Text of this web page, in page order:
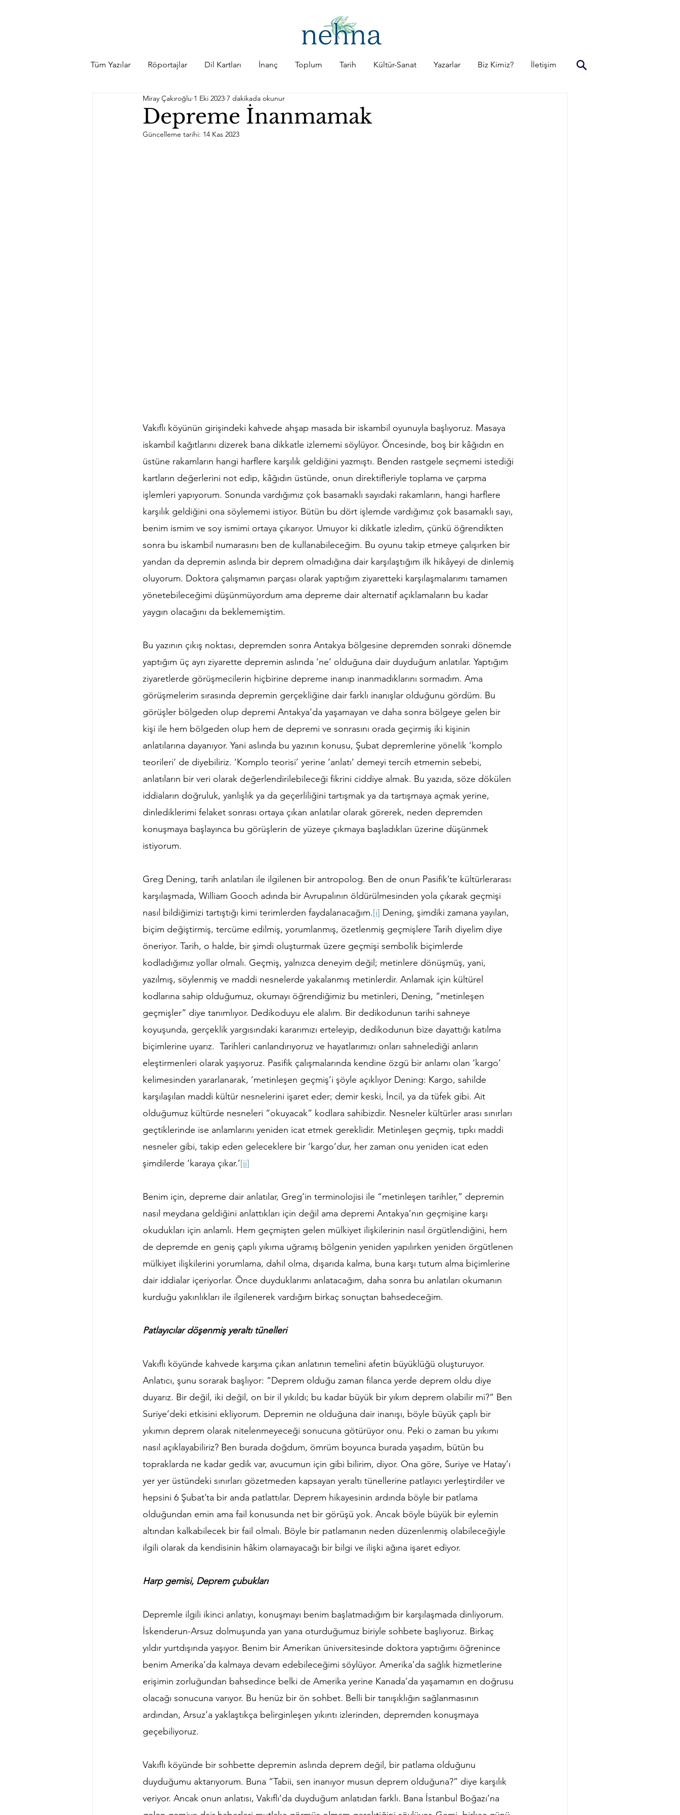
Tüm Yazılar Röportajlar Dil Kartları İnanç Toplum Tarih Kültür-Sanat Yazarlar Biz Kimiz? İletişim
Depreme İnanmamak
Miray Çakıroğlu 1 Eki 2023 7 dakikada okunur
Güncelleme tarihi: 14 Kas 2023
Vakıflı köyünün girişindeki kahvede ahşap masada bir iskambil oyunuyla başlıyoruz. Masaya
iskambil kağıtlarını dizerek bana dikkatle izlememi söylüyor. Öncesinde, boş bir kâğıdın en
üstüne rakamların hangi harflere karşılık geldiğini yazmıştı. Benden rastgele seçmemi istediği
kartların değerlerini not edip, kâğıdın üstünde, onun direktifleriyle toplama ve çarpma
işlemleri yapıyorum. Sonunda vardığımız çok basamaklı sayıdaki rakamların, hangi harflere
karşılık geldiğini ona söylememi istiyor. Bütün bu dört işlemde vardığımız çok basamaklı sayı,
benim ismim ve soy ismimi ortaya çıkarıyor. Umuyor ki dikkatle izledim, çünkü öğrendikten
sonra bu iskambil numarasını ben de kullanabileceğim. Bu oyunu takip etmeye çalışırken bir
yandan da depremin aslında bir deprem olmadığına dair karşılaştığım ilk hikâyeyi de dinlemiş
oluyorum. Doktora çalışmamın parçası olarak yaptığım ziyaretteki karşılaşmalarımı tamamen
yönetebileceğimi düşünmüyordum ama depreme dair alternatif açıklamaların bu kadar
yaygın olacağını da beklememiştim.
Bu yazının çıkış noktası, depremden sonra Antakya bölgesine depremden sonraki dönemde
yaptığım üç ayrı ziyarette depremin aslında ‘ne’ olduğuna dair duyduğum anlatılar. Yaptığım
ziyaretlerde görüşmecilerin hiçbirine depreme inanıp inanmadıklarını sormadım. Ama
görüşmelerim sırasında depremin gerçekliğine dair farklı inanışlar olduğunu gördüm. Bu
görüşler bölgeden olup depremi Antakya’da yaşamayan ve daha sonra bölgeye gelen bir
kişi ile hem bölgeden olup hem de depremi ve sonrasını orada geçirmiş iki kişinin
anlatılarına dayanıyor. Yani aslında bu yazının konusu, Şubat depremlerine yönelik ‘komplo
teorileri’ de diyebiliriz. ‘Komplo teorisi’ yerine ‘anlatı’ demeyi tercih etmemin sebebi,
anlatıların bir veri olarak değerlendirilebileceği fikrini ciddiye almak. Bu yazıda, söze dökülen
iddiaların doğruluk, yanlışlık ya da geçerliliğini tartışmak ya da tartışmaya açmak yerine,
dinlediklerimi felaket sonrası ortaya çıkan anlatılar olarak görerek, neden depremden
konuşmaya başlayınca bu görüşlerin de yüzeye çıkmaya başladıkları üzerine düşünmek
istiyorum.
Greg Dening, tarih anlatıları ile ilgilenen bir antropolog. Ben de onun Pasifik’te kültürlerarası
karşılaşmada, William Gooch adında bir Avrupalının öldürülmesinden yola çıkarak geçmişi
nasıl bildiğimizi tartıştığı kimi terimlerden faydalanacağım.[i] Dening, şimdiki zamana yayılan,
biçim değiştirmiş, tercüme edilmiş, yorumlanmış, özetlenmiş geçmişlere Tarih diyelim diye
öneriyor. Tarih, o halde, bir şimdi oluşturmak üzere geçmişi sembolik biçimlerde
kodladığımız yollar olmalı. Geçmiş, yalnızca deneyim değil; metinlere dönüşmüş, yani,
yazılmış, söylenmiş ve maddi nesnelerde yakalanmış metinlerdir. Anlamak için kültürel
kodlarına sahip olduğumuz, okumayı öğrendiğimiz bu metinleri, Dening, “metinleşen
geçmişler” diye tanımlıyor. Dedikoduyu ele alalım. Bir dedikodunun tarihi sahneye
koyuşunda, gerçeklik yargısındaki kararımızı erteleyip, dedikodunun bize dayattığı katılma
biçimlerine uyarız.  Tarihleri canlandırıyoruz ve hayatlarımızı onları sahnelediği anların
eleştirmenleri olarak yaşıyoruz. Pasifik çalışmalarında kendine özgü bir anlamı olan ‘kargo’
kelimesinden yararlanarak, ‘metinleşen geçmiş’i şöyle açıklıyor Dening: Kargo, sahilde
karşılaşılan maddi kültür nesnelerini işaret eder; demir keski, İncil, ya da tüfek gibi. Ait
olduğumuz kültürde nesneleri “okuyacak” kodlara sahibizdir. Nesneler kültürler arası sınırları
geçtiklerinde ise anlamlarını yeniden icat etmek gereklidir. Metinleşen geçmiş, tıpkı maddi
nesneler gibi, takip eden geleceklere bir ‘kargo’dur, her zaman onu yeniden icat eden
şimdilerde ‘karaya çıkar.’[ii]
Benim için, depreme dair anlatılar, Greg’in terminolojisi ile “metinleşen tarihler,” depremin
nasıl meydana geldiğini anlattıkları için değil ama depremi Antakya’nın geçmişine karşı
okudukları için anlamlı. Hem geçmişten gelen mülkiyet ilişkilerinin nasıl örgütlendiğini, hem
de depremde en geniş çaplı yıkıma uğramış bölgenin yeniden yapılırken yeniden örgütlenen
mülkiyet ilişkilerini yorumlama, dahil olma, dışarıda kalma, buna karşı tutum alma biçimlerine
dair iddialar içeriyorlar. Önce duyduklarımı anlatacağım, daha sonra bu anlatıları okumanın
kurduğu yakınlıkları ile ilgilenerek vardığım birkaç sonuçtan bahsedeceğim.
Patlayıcılar döşenmiş yeraltı tünelleri
Vakıflı köyünde kahvede karşıma çıkan anlatının temelini afetin büyüklüğü oluşturuyor.
Anlatıcı, şunu sorarak başlıyor: “Deprem olduğu zaman filanca yerde deprem oldu diye
duyarız. Bir değil, iki değil, on bir il yıkıldı; bu kadar büyük bir yıkım deprem olabilir mi?” Ben
Suriye’deki etkisini ekliyorum. Depremin ne olduğuna dair inanışı, böyle büyük çaplı bir
yıkımın deprem olarak nitelenmeyeceği sonucuna götürüyor onu. Peki o zaman bu yıkımı
nasıl açıklayabiliriz? Ben burada doğdum, ömrüm boyunca burada yaşadım, bütün bu
topraklarda ne kadar gedik var, avucumun için gibi bilirim, diyor. Ona göre, Suriye ve Hatay’ı
yer yer üstündeki sınırları gözetmeden kapsayan yeraltı tünellerine patlayıcı yerleştirdiler ve
hepsini 6 Şubat’ta bir anda patlattılar. Deprem hikayesinin ardında böyle bir patlama
olduğundan emin ama fail konusunda net bir görüşü yok. Ancak böyle büyük bir eylemin
altından kalkabilecek bir fail olmalı. Böyle bir patlamanın neden düzenlenmiş olabileceğiyle
ilgili olarak da kendisinin hâkim olamayacağı bir bilgi ve ilişki ağına işaret ediyor.
Harp gemisi, Deprem çubukları
Depremle ilgili ikinci anlatıyı, konuşmayı benim başlatmadığım bir karşılaşmada dinliyorum.
İskenderun-Arsuz dolmuşunda yan yana oturduğumuz biriyle sohbete başlıyoruz. Birkaç
yıldır yurtdışında yaşıyor. Benim bir Amerikan üniversitesinde doktora yaptığımı öğrenince
benim Amerika’da kalmaya devam edebileceğimi söylüyor. Amerika’da sağlık hizmetlerine
erişimin zorluğundan bahsedince belki de Amerika yerine Kanada’da yaşamamın en doğrusu
olacağı sonucuna varıyor. Bu henüz bir ön sohbet. Belli bir tanışıklığın sağlanmasının
ardından, Arsuz’a yaklaştıkça belirginleşen yıkıntı izlerinden, depremden konuşmaya
geçebiliyoruz.
Vakıflı köyünde bir sohbette depremin aslında deprem değil, bir patlama olduğunu
duyduğumu aktarıyorum. Buna “Tabii, sen inanıyor musun deprem olduğuna?” diye karşılık
veriyor. Ancak onun anlatısı, Vakıflı’da duyduğum anlatıdan farklı. Bana İstanbul Boğazı’na